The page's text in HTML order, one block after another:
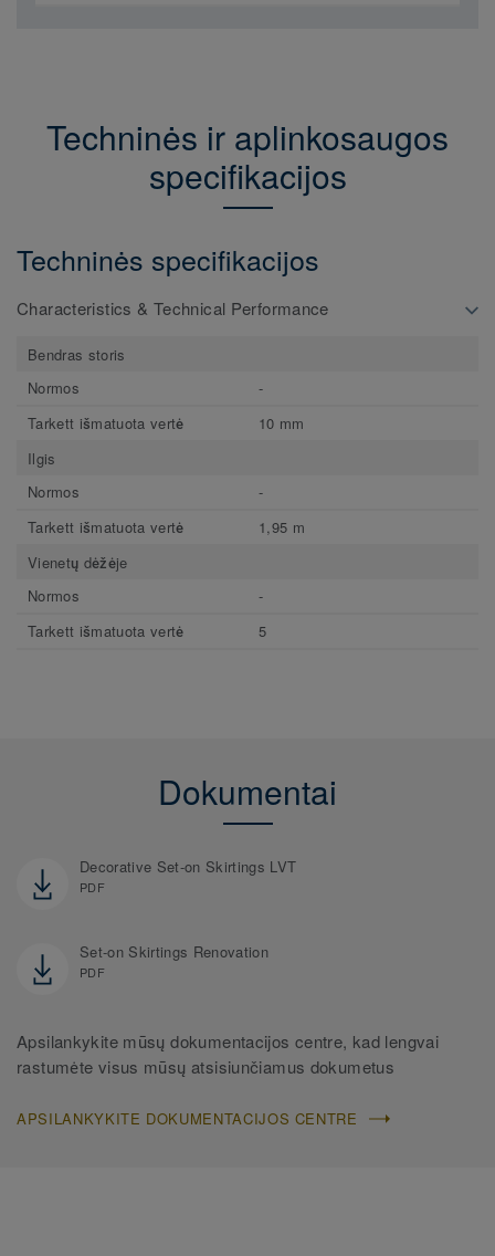
Techninės ir aplinkosaugos
specifikacijos
Techninės specifikacijos
Characteristics & Technical Performance
Bendras storis
Normos
-
Tarkett išmatuota vertė
10 mm
Ilgis
Normos
-
Tarkett išmatuota vertė
1,95 m
Vienetų dėžėje
Normos
-
Tarkett išmatuota vertė
5
Dokumentai
Decorative Set-on Skirtings LVT
PDF
Set-on Skirtings Renovation
PDF
Apsilankykite mūsų dokumentacijos centre, kad lengvai
rastumėte visus mūsų atsisiunčiamus dokumetus
APSILANKYKITE DOKUMENTACIJOS CENTRE